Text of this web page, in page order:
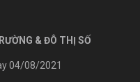
& ĐÔ THỊ SỐ
04/08/2021